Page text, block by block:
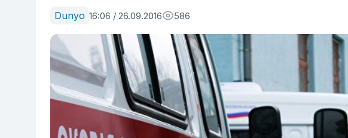
Dunyo 16:06 / 26.09.2016 586